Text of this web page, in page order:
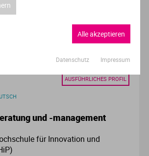
für Innovation und
AUSFÜHRLICHES PROFIL
und -management
für Innovation und
Alle akzeptieren
Datenschutz Impressum